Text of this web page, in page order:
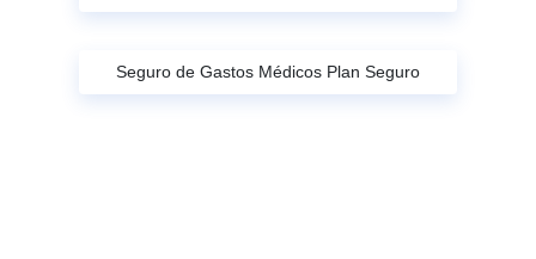
Seguro de Gastos Médicos Plan Seguro